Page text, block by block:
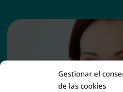
Gestionar el
de las cookies